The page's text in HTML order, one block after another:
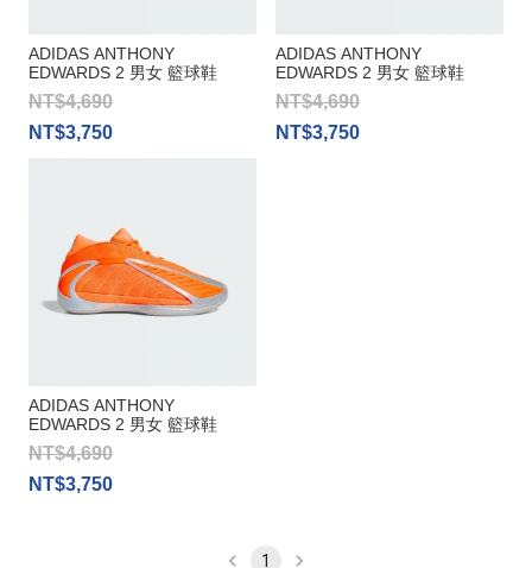
ADIDAS ANTHONY
EDWARDS 2 男女 籃球鞋
NT$4,690
NT$3,750
ADIDAS ANTHONY
EDWARDS 2 男女 籃球鞋
NT$4,690
NT$3,750
ADIDAS ANTHONY
EDWARDS 2 男女 籃球鞋
NT$4,690
NT$3,750
1